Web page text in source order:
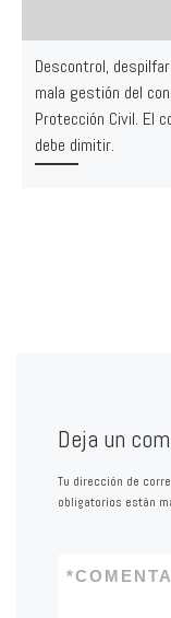
Descontrol,
mala gestión del
Protección Civil. El
debe dimitir.
Deja un
Tu dirección de
obligatorios están
*